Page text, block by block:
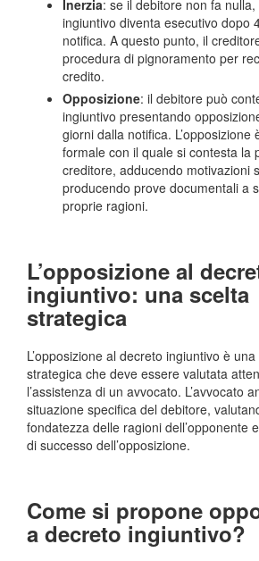
Inerzia: se il debitore non fa
ingiuntivo diventa esecutivo dopo
notifica. A questo punto, il
procedura di pignoramento per
credito.
Opposizione: il debitore può
ingiuntivo presentando
giorni dalla notifica. L’opposizione
formale con il quale si contesta la
creditore, adducendo motivazioni
producendo prove documentali a
proprie ragioni.
L’opposizione al
ingiuntivo: una scelta
strategica
L’opposizione al decreto ingiuntivo è
strategica che deve essere valutata
l’assistenza di un avvocato. L’avvocato
situazione specifica del debitore,
fondatezza delle ragioni dell’opponente
di successo dell’opposizione.
Come si propone
a decreto ingiuntivo?